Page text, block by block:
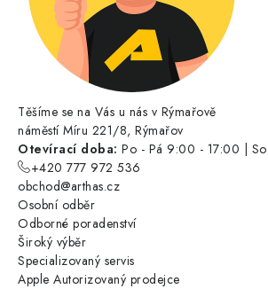
Těšíme se na Vás u nás v Rýmařově
náměstí Míru 221/8, Rýmařov
Otevírací doba: Po - Pá 9:00 - 17:00 |
+420 777 972 536
obchod@arthas.cz
Osobní odběr
Odborné poradenství
Široký výběr
Specializovaný servis
Apple Autorizovaný prodejce